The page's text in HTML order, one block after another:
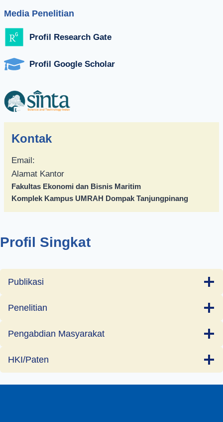
Media Penelitian
Profil Research Gate
Profil Google Scholar
Kontak
Email:
Alamat Kantor
Fakultas Ekonomi dan Bisnis Maritim
Komplek Kampus UMRAH Dompak Tanjungpinang
Profil Singkat
Publikasi
Penelitian
Pengabdian Masyarakat
HKI/Paten